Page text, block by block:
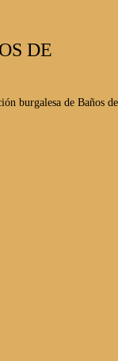
DE
burgalesa de Baños de